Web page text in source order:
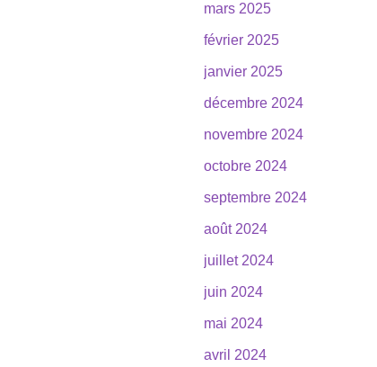
mars 2025
février 2025
janvier 2025
décembre 2024
novembre 2024
octobre 2024
septembre 2024
août 2024
juillet 2024
juin 2024
mai 2024
avril 2024